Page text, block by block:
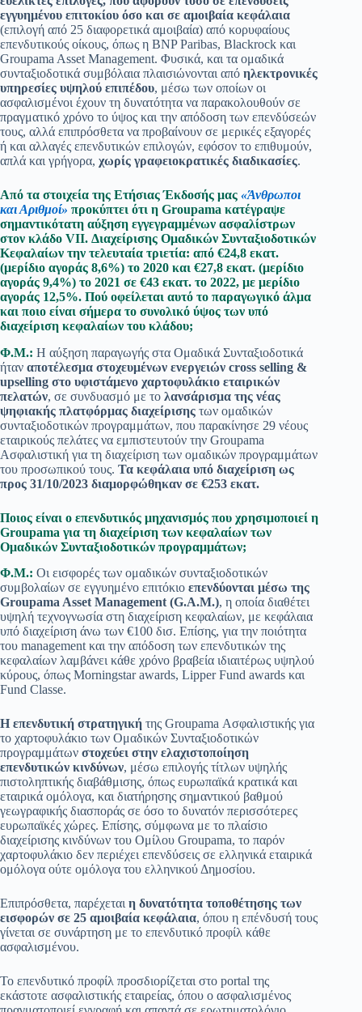
εγγυημένου επιτοκίου όσο και σε αμοιβαία κεφάλαια
(επιλογή από 25 διαφορετικά αμοιβαία) από κορυφαίους
επενδυτικούς οίκους, όπως η BNP Paribas, Blackrock και
Groupama Asset Management. Φυσικά, και τα ομαδικά
συνταξιοδοτικά συμβόλαια πλαισιώνονται από ηλεκτρονικές
υπηρεσίες υψηλού επιπέδου, μέσω των οποίων οι
ασφαλισμένοι έχουν τη δυνατότητα να παρακολουθούν σε
πραγματικό χρόνο το ύψος και την απόδοση των επενδύσεών
τους, αλλά επιπρόσθετα να προβαίνουν σε μερικές εξαγορές
ή και αλλαγές επενδυτικών επιλογών, εφόσον το επιθυμούν,
απλά και γρήγορα, χωρίς γραφειοκρατικές διαδικασίες.
Από τα στοιχεία της Ετήσιας Έκδοσής μας «Άνθρωποι
και Αριθμοί» προκύπτει ότι η Groupama κατέγραψε
σημαντικότατη αύξηση εγγεγραμμένων ασφαλίστρων
στον κλάδο VII. Διαχείρισης Ομαδικών Συνταξιοδοτικών
Κεφαλαίων την τελευταία τριετία: από €24,8 εκατ.
(μερίδιο αγοράς 8,6%) το 2020 και €27,8 εκατ. (μερίδιο
αγοράς 9,4%) το 2021 σε €43 εκατ. το 2022, με μερίδιο
αγοράς 12,5%. Πού οφείλεται αυτό το παραγωγικό άλμα
και ποιο είναι σήμερα το συνολικό ύψος των υπό
διαχείριση κεφαλαίων του κλάδου;
Φ.Μ.: Η αύξηση παραγωγής στα Ομαδικά Συνταξιοδοτικά
ήταν αποτέλεσμα στοχευμένων ενεργειών cross selling &
upselling στο υφιστάμενο χαρτοφυλάκιο εταιρικών
πελατών, σε συνδυασμό με το λανσάρισμα της νέας
ψηφιακής πλατφόρμας διαχείρισης των ομαδικών
συνταξιοδοτικών προγραμμάτων, που παρακίνησε 29 νέους
εταιρικούς πελάτες να εμπιστευτούν την Groupama
Ασφαλιστική για τη διαχείριση των ομαδικών προγραμμάτων
του προσωπικού τους. Τα κεφάλαια υπό διαχείριση ως
προς 31/10/2023 διαμορφώθηκαν σε €253 εκατ.
Ποιος είναι ο επενδυτικός μηχανισμός που χρησιμοποιεί η
Groupama για τη διαχείριση των κεφαλαίων των
Ομαδικών Συνταξιοδοτικών προγραμμάτων;
Φ.Μ.: Οι εισφορές των ομαδικών συνταξιοδοτικών
συμβολαίων σε εγγυημένο επιτόκιο επενδύονται μέσω της
Groupama Asset Management (G.A.M.), η οποία διαθέτει
υψηλή τεχνογνωσία στη διαχείριση κεφαλαίων, με κεφάλαια
υπό διαχείριση άνω των €100 δισ. Επίσης, για την ποιότητα
του management και την απόδοση των επενδυτικών της
κεφαλαίων λαμβάνει κάθε χρόνο βραβεία ιδιαιτέρως υψηλού
κύρους, όπως Morningstar awards, Lipper Fund awards και
Fund Classe.
Η επενδυτική στρατηγική της Groupama Ασφαλιστικής για
τo χαρτοφυλάκιο των Ομαδικών Συνταξιοδοτικών
προγραμμάτων στοχεύει στην ελαχιστοποίηση
επενδυτικών κινδύνων, μέσω επιλογής τίτλων υψηλής
πιστοληπτικής διαβάθμισης, όπως ευρωπαϊκά κρατικά και
εταιρικά ομόλογα, και διατήρησης σημαντικού βαθμού
γεωγραφικής διασποράς σε όσο το δυνατόν περισσότερες
ευρωπαϊκές χώρες. Επίσης, σύμφωνα με το πλαίσιο
διαχείρισης κινδύνων του Ομίλου Groupama, το παρόν
χαρτοφυλάκιο δεν περιέχει επενδύσεις σε ελληνικά εταιρικά
ομόλογα ούτε ομόλογα του ελληνικού Δημοσίου.
Επιπρόσθετα, παρέχεται η δυνατότητα τοποθέτησης των
εισφορών σε 25 αμοιβαία κεφάλαια, όπου η επένδυσή τους
γίνεται σε συνάρτηση με το επενδυτικό προφίλ κάθε
ασφαλισμένου.
Το επενδυτικό προφίλ προσδιορίζεται στο portal της
εκάστοτε ασφαλιστικής εταιρείας, όπου ο ασφαλισμένος